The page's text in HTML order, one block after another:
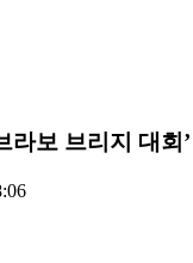
라보 브리지 대회